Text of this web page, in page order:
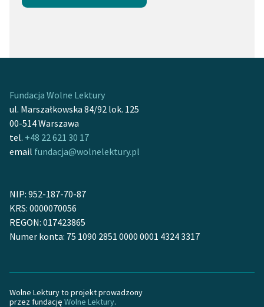
Fundacja Wolne Lektury
ul. Marszałkowska 84/92 lok. 125
00-514 Warszawa
tel. +48 22 621 30 17
email fundacja@wolnelektury.pl
NIP: 952-187-70-87
KRS: 0000070056
REGON: 017423865
Numer konta: 75 1090 2851 0000 0001 4324 3317
Wolne Lektury to projekt prowadzony
przez fundację Wolne Lektury.